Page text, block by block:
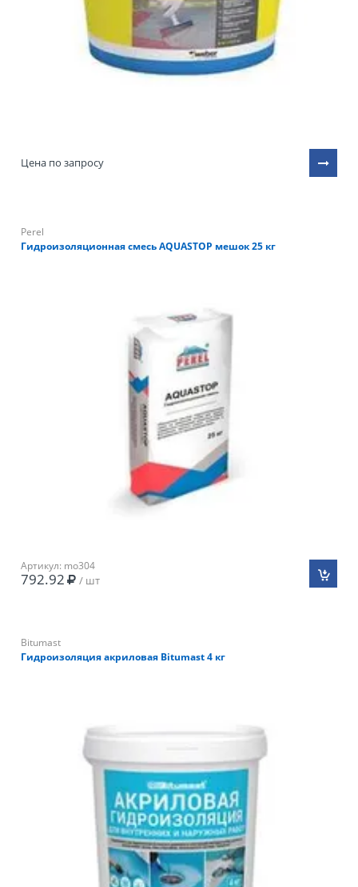
Цена по запросу
Perel
Гидроизоляционная смесь AQUASTOP мешок 25 кг
Артикул: mo304
792.92 / шт
Bitumast
Гидроизоляция акриловая Bitumast 4 кг